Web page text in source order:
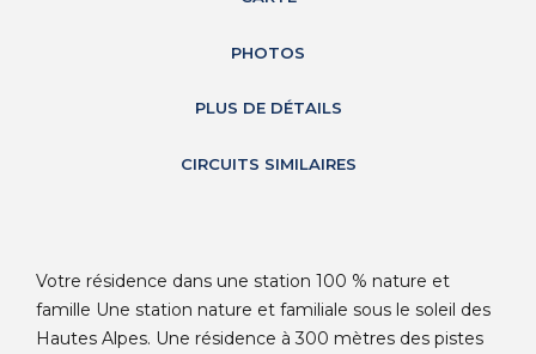
PHOTOS
PLUS DE DÉTAILS
CIRCUITS SIMILAIRES
Votre résidence dans une station 100 % nature et
famille Une station nature et familiale sous le soleil des
Hautes Alpes. Une résidence à 300 mètres des pistes